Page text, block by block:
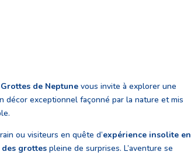
Grottes de Neptune vous invite à explorer une
décor exceptionnel façonné par la nature et mis
ou visiteurs en quête d’expérience insolite en
grottes pleine de surprises. L’aventure se